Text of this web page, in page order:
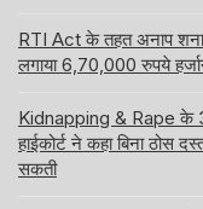
RTI Act के तहत अनाप शनाप
लगाया 6,70,000 रुपये
Kidnapping & Rape के
हाईकोर्ट ने कहा बिना ठोस
सकती